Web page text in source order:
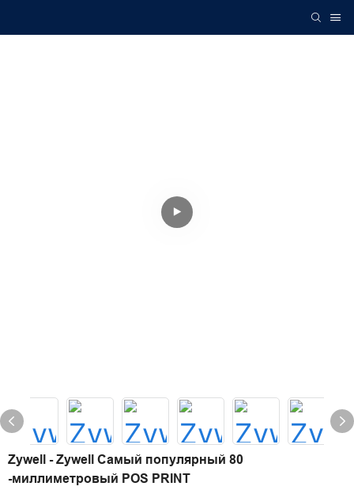
Zywell - Zywell Самый популярный 80
-миллиметровый POS PRINT